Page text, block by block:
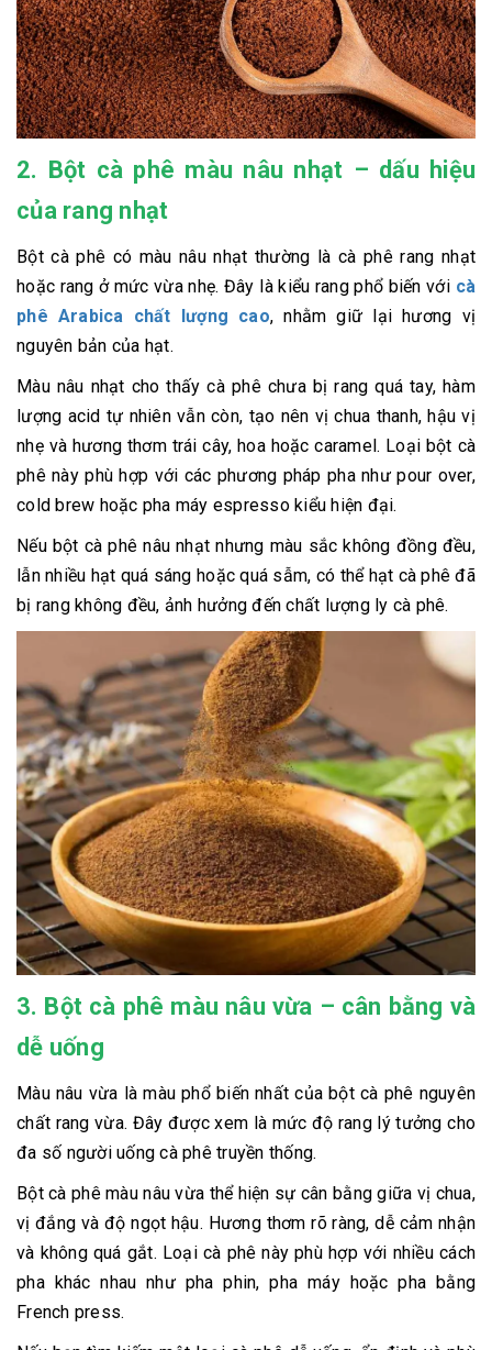
2. Bột cà phê màu nâu nhạt – dấu hiệu
của rang nhạt
Bột cà phê có màu nâu nhạt thường là cà phê rang nhạt
hoặc rang ở mức vừa nhẹ. Đây là kiểu rang phổ biến với cà
phê Arabica chất lượng cao, nhằm giữ lại hương vị
nguyên bản của hạt.
Màu nâu nhạt cho thấy cà phê chưa bị rang quá tay, hàm
lượng acid tự nhiên vẫn còn, tạo nên vị chua thanh, hậu vị
nhẹ và hương thơm trái cây, hoa hoặc caramel. Loại bột cà
phê này phù hợp với các phương pháp pha như pour over,
cold brew hoặc pha máy espresso kiểu hiện đại.
Nếu bột cà phê nâu nhạt nhưng màu sắc không đồng đều,
lẫn nhiều hạt quá sáng hoặc quá sẫm, có thể hạt cà phê đã
bị rang không đều, ảnh hưởng đến chất lượng ly cà phê.
3. Bột cà phê màu nâu vừa – cân bằng và
dễ uống
Màu nâu vừa là màu phổ biến nhất của bột cà phê nguyên
chất rang vừa. Đây được xem là mức độ rang lý tưởng cho
đa số người uống cà phê truyền thống.
Bột cà phê màu nâu vừa thể hiện sự cân bằng giữa vị chua,
vị đắng và độ ngọt hậu. Hương thơm rõ ràng, dễ cảm nhận
và không quá gắt. Loại cà phê này phù hợp với nhiều cách
pha khác nhau như pha phin, pha máy hoặc pha bằng
French press.